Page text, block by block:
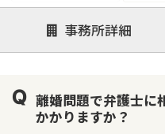
注力案件
離婚前相談
不貞・不倫慰謝料請求
財産分与
事務所詳細
離婚問題で弁護士に
かかりますか？